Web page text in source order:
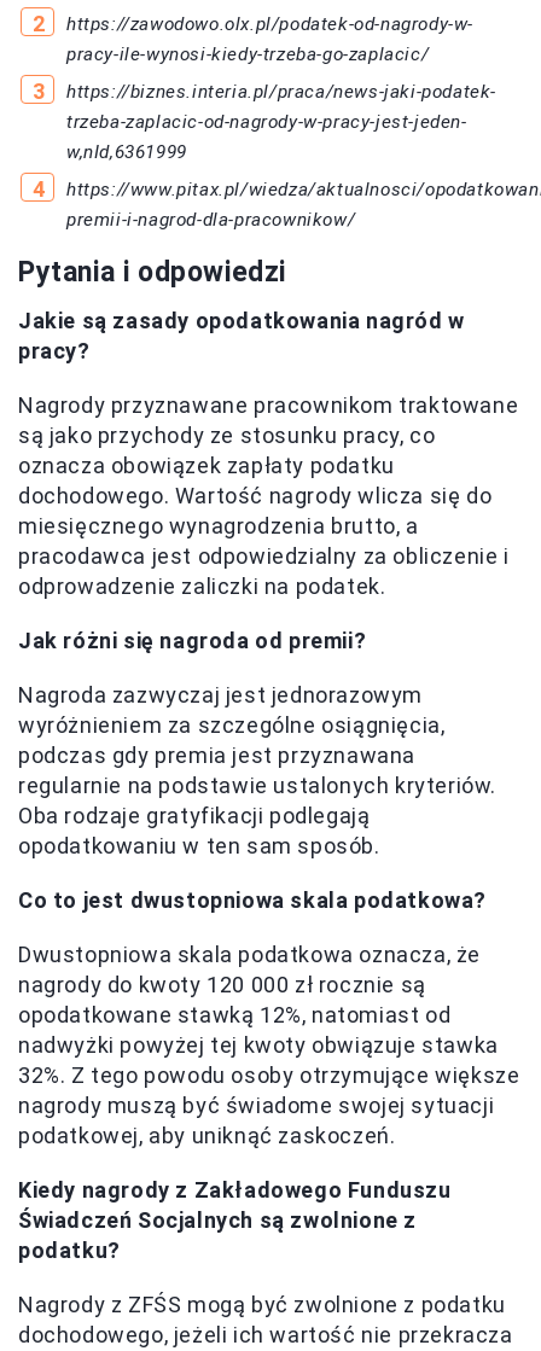
https://zawodowo.olx.pl/podatek-od-nagrody-w-
pracy-ile-wynosi-kiedy-trzeba-go-zaplacic/
https://biznes.interia.pl/praca/news-jaki-podatek-
trzeba-zaplacic-od-nagrody-w-pracy-jest-jeden-
w,nId,6361999
https://www.pitax.pl/wiedza/aktualnosci/
premii-i-nagrod-dla-pracownikow/
Pytania i odpowiedzi
Jakie są zasady opodatkowania nagród w
pracy?
Nagrody przyznawane pracownikom traktowane
są jako przychody ze stosunku pracy, co
oznacza obowiązek zapłaty podatku
dochodowego. Wartość nagrody wlicza się do
miesięcznego wynagrodzenia brutto, a
pracodawca jest odpowiedzialny za obliczenie i
odprowadzenie zaliczki na podatek.
Jak różni się nagroda od premii?
Nagroda zazwyczaj jest jednorazowym
wyróżnieniem za szczególne osiągnięcia,
podczas gdy premia jest przyznawana
regularnie na podstawie ustalonych kryteriów.
Oba rodzaje gratyfikacji podlegają
opodatkowaniu w ten sam sposób.
Co to jest dwustopniowa skala podatkowa?
Dwustopniowa skala podatkowa oznacza, że
nagrody do kwoty 120 000 zł rocznie są
opodatkowane stawką 12%, natomiast od
nadwyżki powyżej tej kwoty obwiązuje stawka
32%. Z tego powodu osoby otrzymujące większe
nagrody muszą być świadome swojej sytuacji
podatkowej, aby uniknąć zaskoczeń.
Kiedy nagrody z Zakładowego Funduszu
Świadczeń Socjalnych są zwolnione z
podatku?
Nagrody z ZFŚS mogą być zwolnione z podatku
dochodowego, jeżeli ich wartość nie przekracza